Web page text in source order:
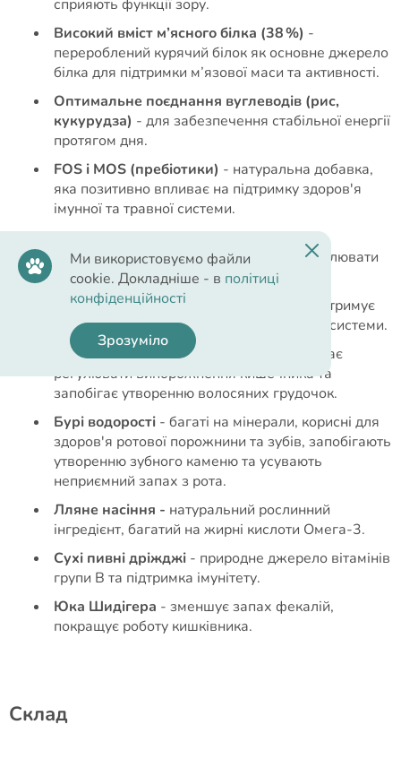
сприяють функції зору.
Високий вміст м’ясного білка (38 %) -
перероблений курячий білок як основне джерело
білка для підтримки м’язової маси та активності.
Оптимальне поєднання вуглеводів (рис,
кукурудза) - для забезпечення стабільної енергії
протягом дня.
FOS і MOS (пребіотики) - натуральна добавка,
яка позитивно впливає на підтримку здоров'я
імунної та травної системи.
L‑карнітин- амінокислота, важлива для
енергетичного обміну, допомагає контролювати
вагу.
Журавлина- містить антиоксиданти, підтримує
імунну систему та здоров'я сечовивідної системи.
Псиліум- рослинна клітковина,
допомагає
регулювати випорожнення кишечника та
запобігає утворенню волосяних грудочок.
Бурі водорості - багаті на мінерали, корисні для
здоров'я ротової порожнини та зубів, запобігають
утворенню зубного каменю та усувають
неприємний запах з рота.
Лляне насіння - натуральний рослинний
інгредієнт, багатий на жирні кислоти Омега-3.
Сухі пивні дріжджі - природне джерело вітамінів
групи B та підтримка імунітету.
Юка Шидігера - зменшує запах фекалій,
покращує роботу кишківника.
Cклад
Ми використовуємо файли
cookie. Докладніше - в політиці
конфіденційності
Зрозуміло